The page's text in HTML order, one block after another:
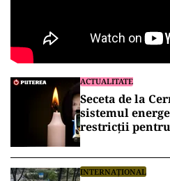
ACTUALITATE
Seceta de la
sistemul
restricții
INTERNAȚIONAL